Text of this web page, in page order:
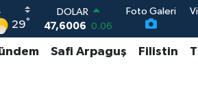
29°
DOLAR
47,6006 0.06
EURO
55,0250 0.02
Foto Galeri
Safi Arpaguş Filistin